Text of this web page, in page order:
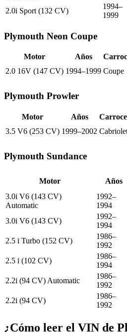
2.0i Sport (132 CV)
1994–
1999
Plymouth Neon Coupe
Motor Años
2.0 16V (147 CV) 1994–1999 Coupe
Plymouth Prowler
Motor Años
3.5 V6 (253 CV) 1999–2002
Plymouth Sundance
Motor Años
3.0i V6 (143 CV)
Automatic
1992–
1994
3.0i V6 (143 CV)
1992–
1994
2.5 i Turbo (152 CV)
1986–
1992
2.5 i (102 CV)
1986–
1994
2.2i (94 CV) Automatic
1986–
1992
2.2i (94 CV)
1986–
1992
¿Cómo leer el VIN de